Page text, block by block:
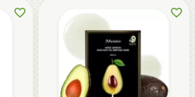
info@allcosmetics.by,
тел.:+375296131336